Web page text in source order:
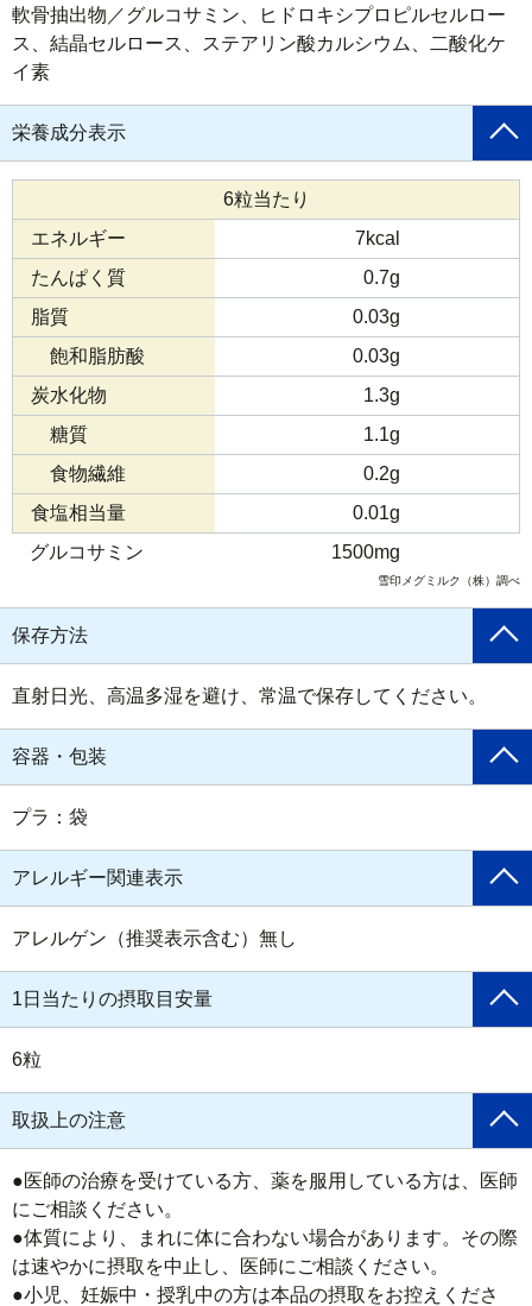
軟骨抽出物／グルコサミン、ヒドロキシプロピルセルロー
ス、結晶セルロース、ステアリン酸カルシウム、二酸化ケ
イ素
栄養成分表示
6粒当たり
エネルギー
7kcal
たんぱく質
0.7g
脂質
0.03g
飽和脂肪酸
0.03g
炭水化物
1.3g
糖質
1.1g
食物繊維
0.2g
食塩相当量
0.01g
グルコサミン
1500mg
雪印メグミルク（株）調べ
保存方法
直射日光、高温多湿を避け、常温で保存してください。
容器・包装
プラ：袋
アレルギー関連表示
アレルゲン（推奨表示含む）無し
1日当たりの摂取目安量
6粒
取扱上の注意
●医師の治療を受けている方、薬を服用している方は、医師
にご相談ください。
●体質により、まれに体に合わない場合があります。その際
は速やかに摂取を中止し、医師にご相談ください。
●小児、妊娠中・授乳中の方は本品の摂取をお控えくださ